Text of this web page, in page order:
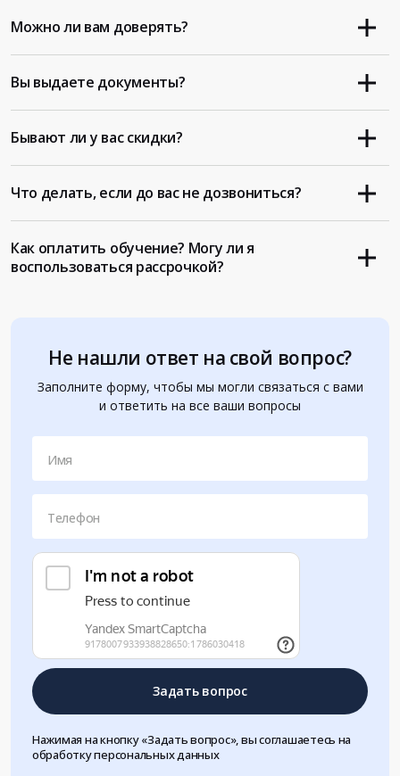
Не нашли ответ на свой вопрос?
Заполните форму, чтобы мы могли связаться с вами
и ответить на все ваши вопросы
Имя
Телефон
Задать вопрос
Нажимая на кнопку «Задать вопрос», вы соглашаетесь на
обработку персональных данных
Можно ли вам доверять?
Вы выдаете документы?
Бывают ли у вас скидки?
Что делать, если до вас не дозвониться?
Как оплатить обучение? Могу ли я
воспользоваться рассрочкой?